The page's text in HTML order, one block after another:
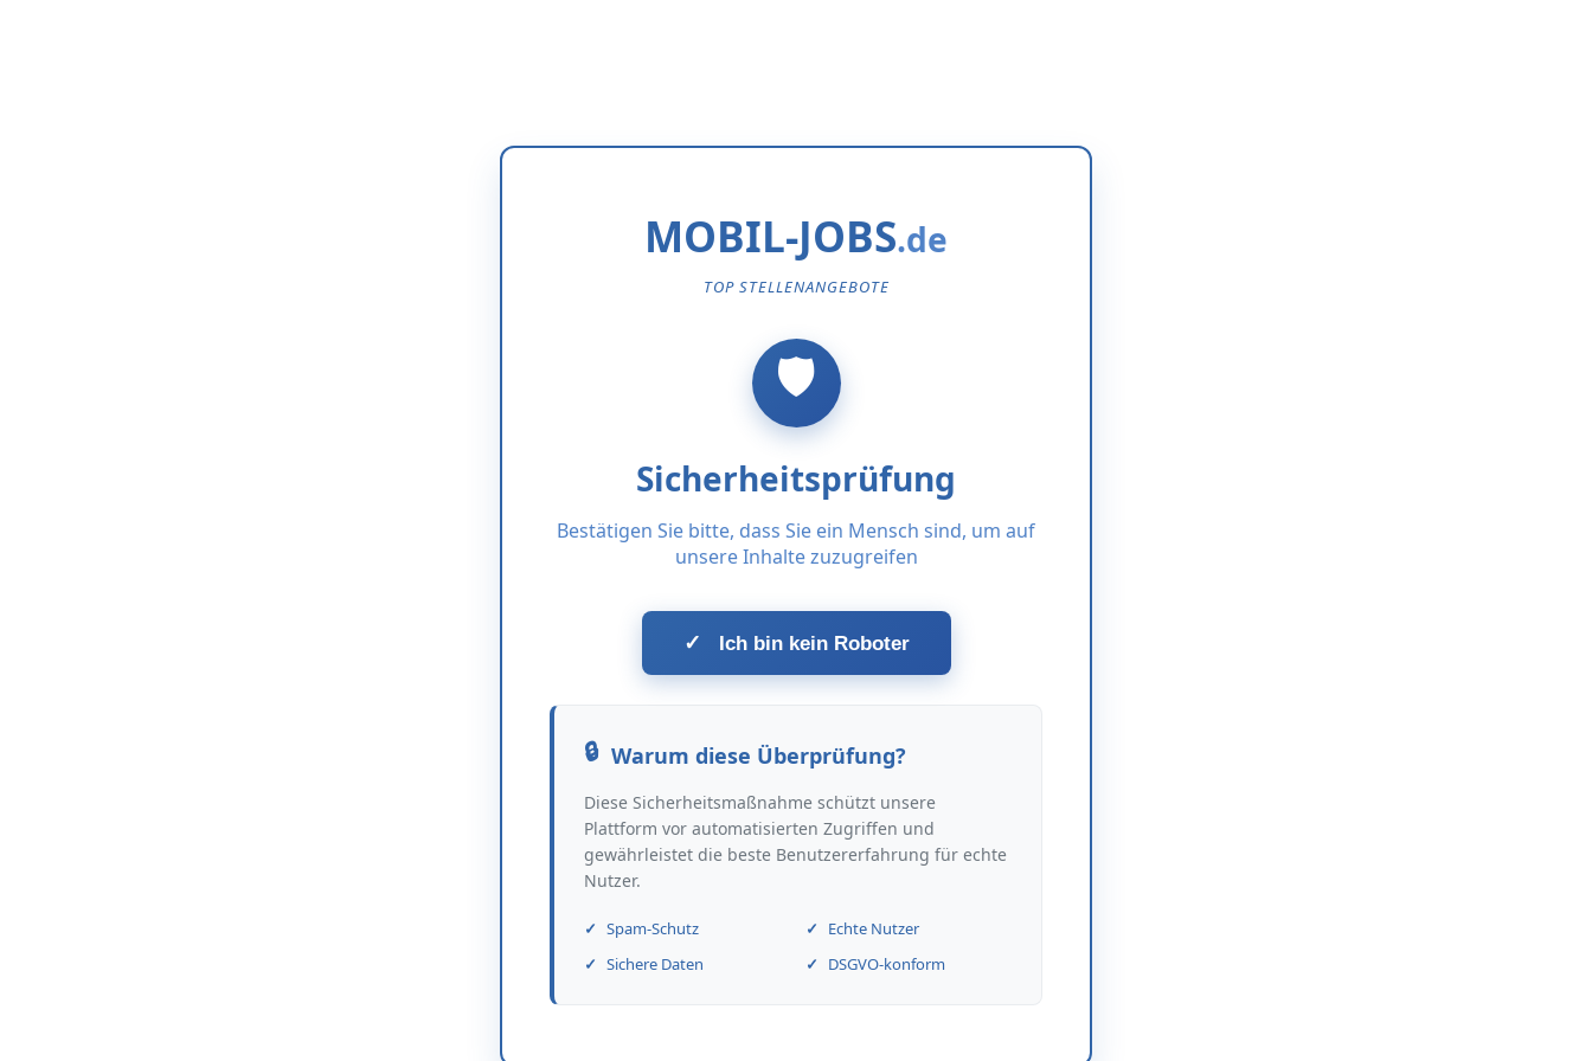
MOBIL-JOBS
TOP STELLENANGEBOTE
Sicherheitsprüfung
Bestätigen Sie bitte, dass Sie ein Mensch sind, um auf
unsere Inhalte zuzugreifen
✓ Ich bin kein Roboter
Warum diese Überprüfung?
Diese Sicherheitsmaßnahme schützt unsere
Plattform vor automatisierten Zugriffen und
gewährleistet die beste Benutzererfahrung für echte
Nutzer.
Spam-Schutz
Echte Nutzer
Sichere Daten
DSGVO-konform